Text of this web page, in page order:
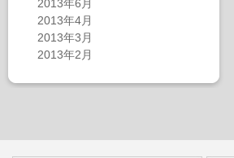
2013年6月
2013年4月
2013年3月
2013年2月